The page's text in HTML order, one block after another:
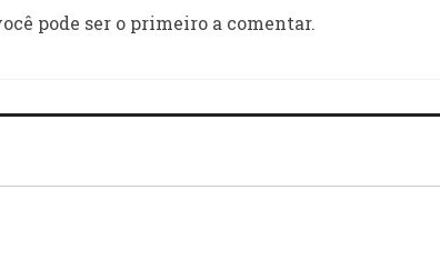
pode ser o primeiro a comentar.